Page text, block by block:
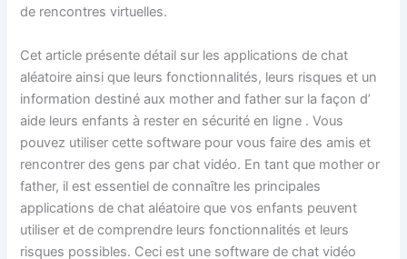
de rencontres virtuelles.
Cet article présente détail sur les applications de chat
aléatoire ainsi que leurs fonctionnalités, leurs risques et un
information destiné aux mother and father sur la façon d’
aide leurs enfants à rester en sécurité en ligne . Vous
pouvez utiliser cette software pour vous faire des amis et
rencontrer des gens par chat vidéo. En tant que mother or
father, il est essentiel de connaître les principales
applications de chat aléatoire que vos enfants peuvent
utiliser et de comprendre leurs fonctionnalités et leurs
risques possibles. Ceci est une software de chat vidéo